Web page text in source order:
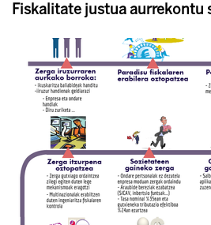
Fiskalitate justua aurrekontu